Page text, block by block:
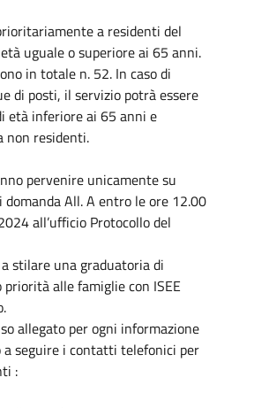
a residenti del
uguale o superiore ai 65 anni.
in totale n. 52. In caso di
di posti, il servizio potrà essere
età inferiore ai 65 anni e
non residenti.
pervenire unicamente su
domanda All. A entro le ore 12.00
all’ufficio Protocollo del
a stilare una graduatoria di
alle famiglie con ISEE
allegato per ogni informazione
seguire i contatti telefonici per
: